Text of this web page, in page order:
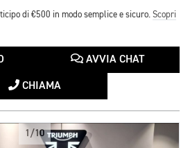
di €500 in modo semplice e sicuro. Scopri
AVVIA CHAT
CHIAMA
1/10